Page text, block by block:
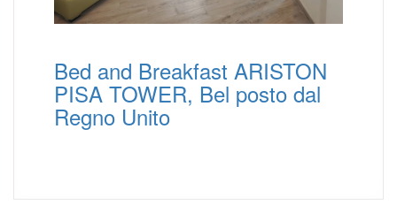
Bed and Breakfast ARISTON
PISA TOWER, Bel posto dal
Regno Unito